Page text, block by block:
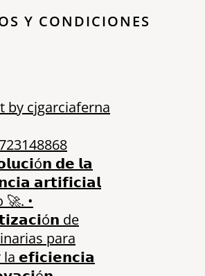
Y CONDICIONES
by cjgarciaferna